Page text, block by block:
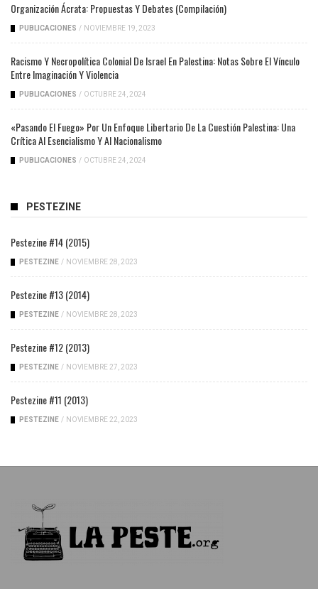
Organización Ácrata: Propuestas Y Debates (compilación)
PUBLICACIONES / NOVIEMBRE 19, 2023
Racismo Y Necropolítica Colonial De Israel En Palestina: Notas Sobre El Vínculo
Entre Imaginación Y Violencia
PUBLICACIONES / OCTUBRE 24, 2024
«Pasando El Fuego» Por Un Enfoque Libertario De La Cuestión Palestina: Una
Crítica Al Esencialismo Y Al Nacionalismo
PUBLICACIONES / OCTUBRE 24, 2024
PESTEZINE
Pestezine #14 (2015)
PESTEZINE / NOVIEMBRE 28, 2023
Pestezine #13 (2014)
PESTEZINE / NOVIEMBRE 28, 2023
Pestezine #12 (2013)
PESTEZINE / NOVIEMBRE 27, 2023
Pestezine #11 (2013)
PESTEZINE / NOVIEMBRE 22, 2023